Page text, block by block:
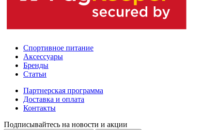
Спортивное питание
Аксессуары
Бренды
Статьи
Партнерская программа
Доставка и оплата
Контакты
Подписывайтесь на новости и акции